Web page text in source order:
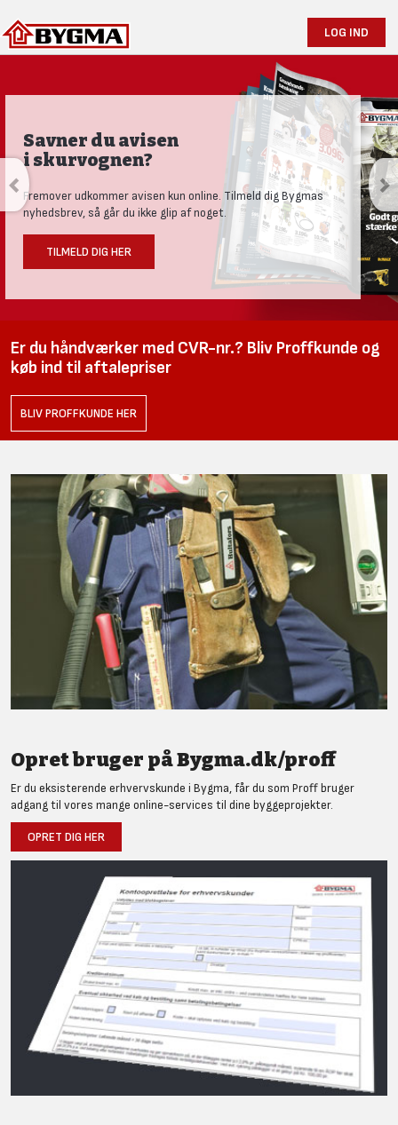
LOG IND
Savner du avisen
i skurvognen?
Fremover udkommer avisen kun online. Tilmeld dig Bygmas
nyhedsbrev, så går du ikke glip af noget.
TILMELD DIG HER
Er du håndværker med CVR-nr.? Bliv Proffkunde og
køb ind til aftalepriser
BLIV PROFFKUNDE HER
Opret bruger på Bygma.dk/proff
Er du eksisterende erhvervskunde i Bygma, får du som Proff bruger
adgang til vores mange online-services til dine byggeprojekter.
OPRET DIG HER